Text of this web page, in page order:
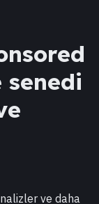
senedi
ve daha